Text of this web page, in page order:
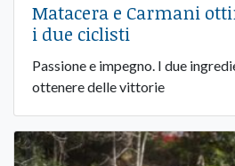
Matacera e Carmani
i due ciclisti
Passione e impegno. I due
ottenere delle vittorie